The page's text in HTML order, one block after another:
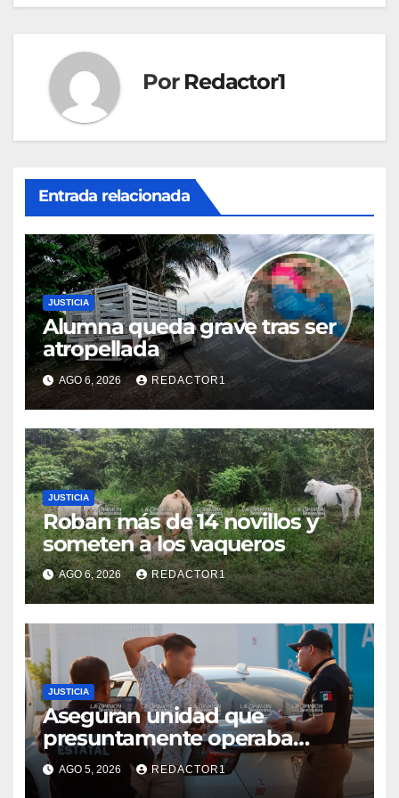
Por Redactor1
Entrada relacionada
JUSTICIA
Alumna queda grave tras ser
atropellada
AGO 6, 2026 REDACTOR1
JUSTICIA
Roban más de 14 novillos y
someten a los vaqueros
AGO 6, 2026 REDACTOR1
JUSTICIA
Aseguran unidad que
presuntamente operaba
mediante aplicación digital en
operativo de Transporte
AGO 5, 2026 REDACTOR1